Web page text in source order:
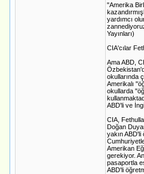
"Amerika
yardımcı
Yayınları)
CIA'cılar
Ama ABD,
okullarında
Amerikalı
okullarda
ABD'li ve
CIA,
Doğan
yakın
Amerikan
gerekiyor.
pasaportla
ABD'li